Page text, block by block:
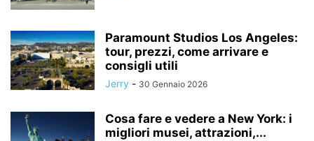
Paramount Studios Los Angeles:
tour, prezzi, come arrivare e
consigli utili
Jerry - 30 Gennaio 2026
Cosa fare e vedere a New York: i
migliori musei, attrazioni,...